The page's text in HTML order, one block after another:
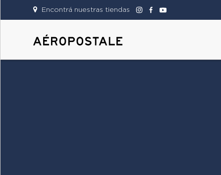
Encontrá nuestras tiendas